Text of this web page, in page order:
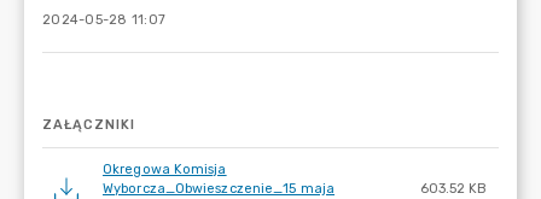
2024-05-28 11:07
ZAŁĄCZNIKI
Okregowa Komisja
Wyborcza_Obwieszczenie_15 maja
603.52 KB